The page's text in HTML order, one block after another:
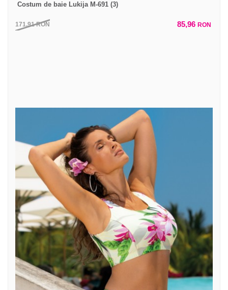
Costum de baie Lukija M-691 (3)
171,91RON 85,96 RON